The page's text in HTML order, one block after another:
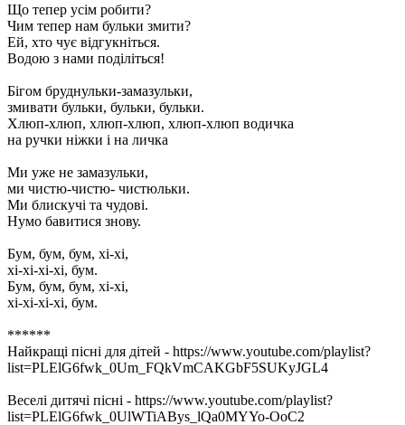
Що тепер усім робити?
Чим тепер нам бульки змити?
Ей, хто чує відгукніться.
Водою з нами поділіться!
Бігом бруднульки-замазульки,
змивати бульки, бульки, бульки.
Хлюп-хлюп, хлюп-хлюп, хлюп-хлюп водичка
на ручки ніжки і на личка
Ми уже не замазульки,
ми чистю-чистю- чистюльки.
Ми блискучі та чудові.
Нумо бавитися знову.
Бум, бум, бум, хі-хі,
хі-хі-хі-хі, бум.
Бум, бум, бум, хі-хі,
хі-хі-хі-хі, бум.
******
Найкращі пісні для дітей - https://www.youtube.com/playlist?
list=PLElG6fwk_0Um_FQkVmCAKGbF5SUKyJGL4
Веселі дитячі пісні - https://www.youtube.com/playlist?
list=PLElG6fwk_0UlWTiABys_lQa0MYYo-OoC2